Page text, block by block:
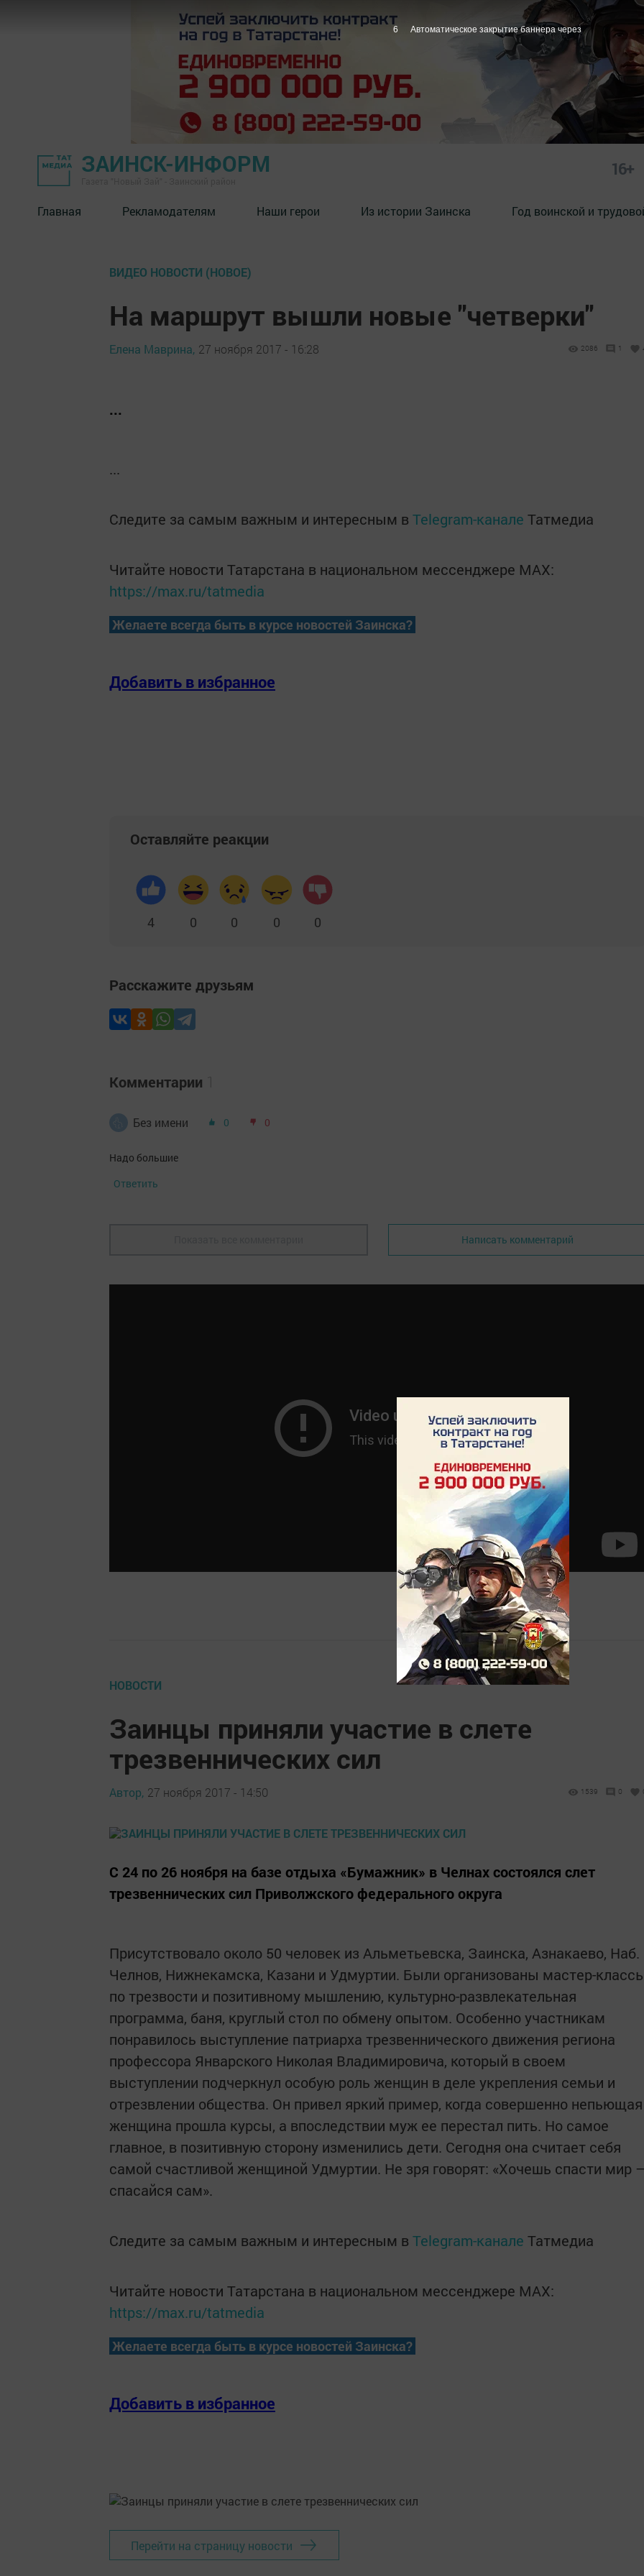
ЗАИНСК-ИНФОРМ 16+
Главная Рекламодателям Наши герои Из истории Заинска Год воинской и
ВИДЕО НОВОСТИ (НОВОЕ)
На маршрут вышли новые "четверки"
Елена Маврина, 27 ноября 2017 - 16:28 2086 1
...
...
Следите за самым важным и интересным в Telegram-канале Татмедиа
Читайте новости Татарстана в национальном мессенджере MАХ:
https://max.ru/tatmedia
Желаете всегда быть в курсе новостей Заинска?
Добавить в избранное
Оставляйте реакции
4 0 0 0 0
Расскажите друзьям
Комментарии
Без имени 0 0
Надо большие
Ответить
Написать комментарий
НОВОСТИ
Заинцы приняли участие в слете
трезвеннических сил
Автор, 27 ноября 2017 - 14:50 1539 0
С 24 по 26 ноября на базе отдыха «Бумажник» в Челнах состоялся слет
трезвеннических сил Приволжского федерального округа
Присутствовало около 50 человек из Альметьевска, Заинска, Азнакаево, Наб.
Челнов, Нижнекамска, Казани и Удмуртии. Были организованы мастер-
по трезвости и позитивному мышлению, культурно-развлекательная
программа, баня, круглый стол по обмену опытом. Особенно участникам
понравилось выступление патриарха трезвеннического движения региона
профессора Январского Николая Владимировича, который в своем
выступлении подчеркнул особую роль женщин в деле укрепления семьи и
отрезвлении общества. Он привел яркий пример, когда совершенно непьющая
женщина прошла курсы, а впоследствии муж ее перестал пить. Но самое
главное, в позитивную сторону изменились дети. Сегодня она считает себя
самой счастливой женщиной Удмуртии. Не зря говорят: «Хочешь спасти мир
спасайся сам».
Следите за самым важным и интересным в Telegram-канале Татмедиа
Читайте новости Татарстана в национальном мессенджере MАХ:
https://max.ru/tatmedia
Желаете всегда быть в курсе новостей Заинска?
Добавить в избранное
Перейти на страницу новости
5 Автоматическое закрытие баннера через